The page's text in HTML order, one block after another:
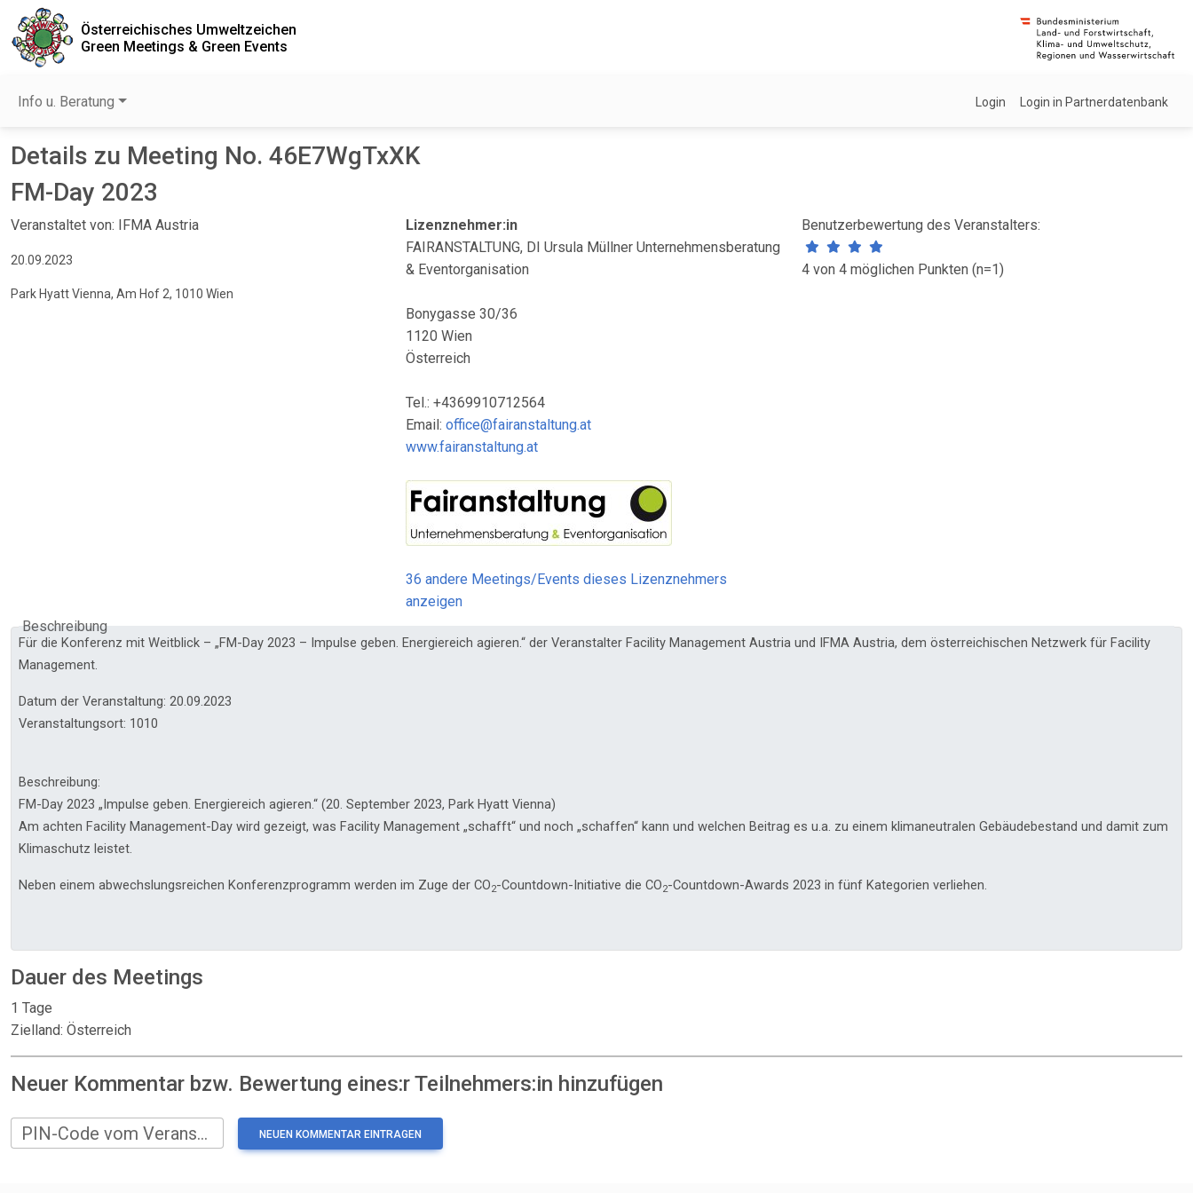
Österreichisches Umweltzeichen
Green Meetings & Green Events
Info u. Beratung Login Login in Partnerdatenbank
Details zu Meeting No. 46E7WgTxXK
FM-Day 2023
Veranstaltet von: IFMA Austria
20.09.2023
Park Hyatt Vienna, Am Hof 2, 1010 Wien
Lizenznehmer:in
FAIRANSTALTUNG, DI Ursula Müllner Unternehmensberatung
& Eventorganisation
Bonygasse 30/36
1120 Wien
Österreich
Tel.: +4369910712564
Email:office@fairanstaltung.at
www.fairanstaltung.at
36 andere Meetings/Events dieses Lizenznehmers
anzeigen
Benutzerbewertung des Veranstalters:
4 von 4 möglichen Punkten (n=1)
Beschreibung
Für die Konferenz mit Weitblick – „FM-Day 2023 – Impulse geben. Energiereich agieren.“ der Veranstalter Facility Management Austria und IFMA Austria, dem österreichischen Netzwerk für Facility
Management.
Datum der Veranstaltung: 20.09.2023
Veranstaltungsort: 1010
Beschreibung:
FM-Day 2023 „Impulse geben. Energiereich agieren.“ (20. September 2023, Park Hyatt Vienna)
Am achten Facility Management-Day wird gezeigt, was Facility Management „schafft“ und noch „schaffen“ kann und welchen Beitrag es u.a. zu einem klimaneutralen Gebäudebestand und damit zum
Klimaschutz leistet.
Neben einem abwechslungsreichen Konferenzprogramm werden im Zuge der CO2-Countdown-Initiative die CO2-Countdown-Awards 2023 in fünf Kategorien verliehen.
Dauer des Meetings
1 Tage
Zielland: Österreich
Neuer Kommentar bzw. Bewertung eines:r Teilnehmers:in hinzufügen
PIN-Code vom Veranstalter